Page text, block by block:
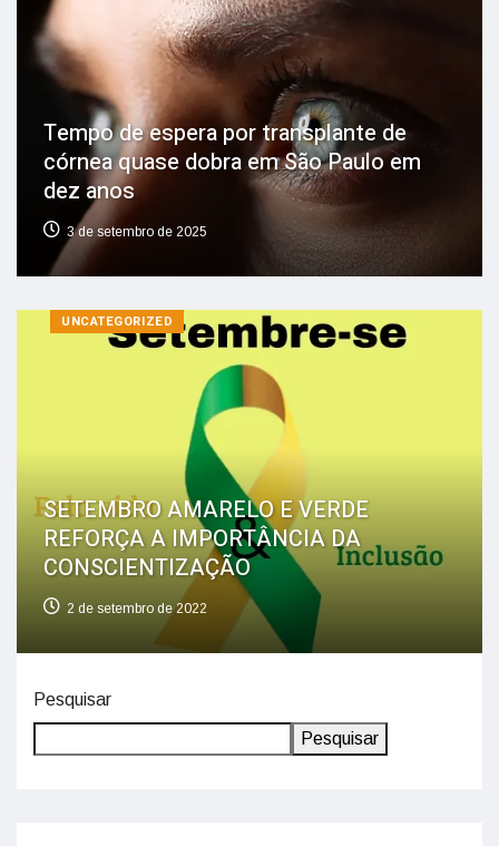
Tempo de espera por transplante de
córnea quase dobra em São Paulo em
dez anos
3 de setembro de 2025
UNCATEGORIZED
SETEMBRO AMARELO E VERDE
REFORÇA A IMPORTÂNCIA DA
CONSCIENTIZAÇÃO
2 de setembro de 2022
Pesquisar
Pesquisar